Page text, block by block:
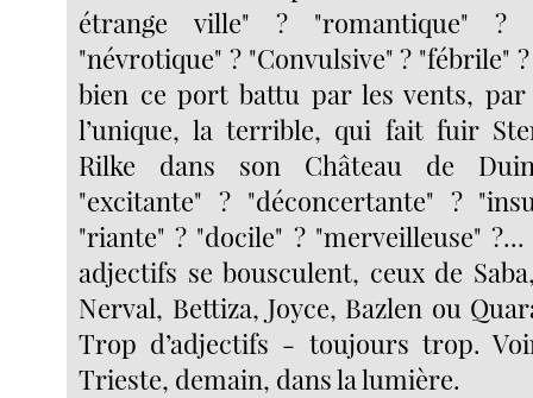
étrange ville" ? "romantique" ?
"névrotique" ? "Convulsive" ? "fébrile"
bien ce port battu par les vents,
l’unique, la terrible, qui fait fuir
Rilke dans son Château de
"excitante" ? "déconcertante" ?
"riante" ? "docile" ? "merveilleuse"
adjectifs se bousculent, ceux de
Nerval, Bettiza, Joyce, Bazlen ou
Trop d’adjectifs - toujours trop.
Trieste, demain, dans la lumière.